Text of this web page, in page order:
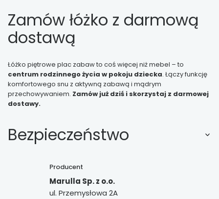
Zamów łóżko z darmową
dostawą
Łóżko piętrowe plac zabaw to coś więcej niż mebel – to
centrum rodzinnego życia w pokoju dziecka. Łączy funkcję
komfortowego snu z aktywną zabawą i mądrym
przechowywaniem. Zamów już dziś i skorzystaj z darmowej
dostawy.
Bezpieczeństwo
Producent
Marulla Sp. z o.o.
ul. Przemysłowa 2A